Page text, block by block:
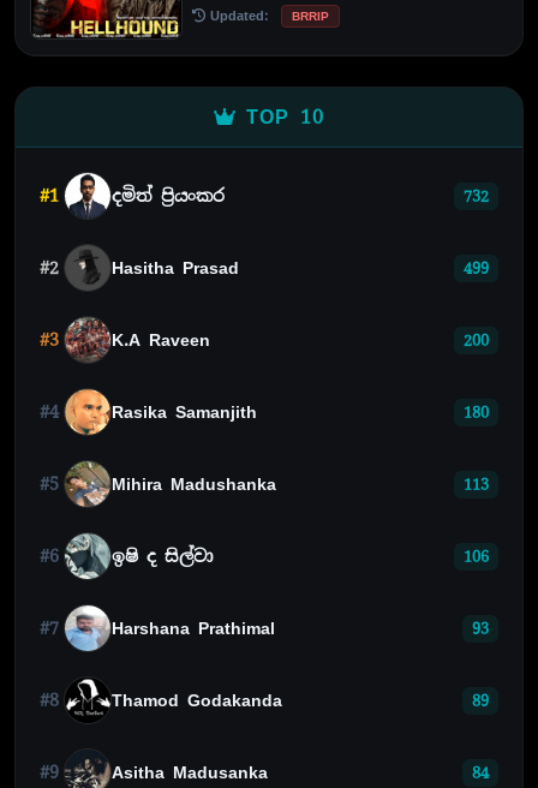
Updated: BRRIP
TOP 10
#1 දමිත් ප්‍රියංකර 732
#2 Hasitha Prasad 499
#3 K.A Raveen 200
#4 Rasika Samanjith 180
#5 Mihira Madushanka 113
#6 ඉෂි ද සිල්වා 106
#7 Harshana Prathimal 93
#8 Thamod Godakanda 89
#9 Asitha Madusanka 84